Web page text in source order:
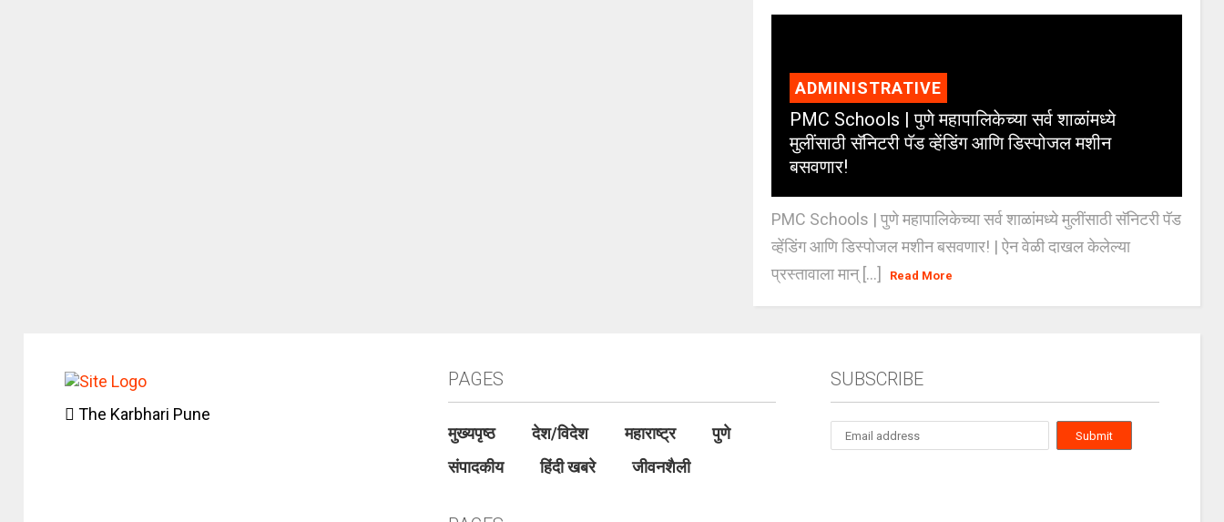
ADMINISTRATIVE
PMC Schools | पुणे महापालिकेच्या सर्व शाळांमध्ये
मुलींसाठी सॅनिटरी पॅड व्हेंडिंग आणि डिस्पोजल मशीन
बसवणार!
PMC Schools | पुणे महापालिकेच्या सर्व शाळांमध्ये मुलींसाठी सॅनिटरी पॅड
व्हेंडिंग आणि डिस्पोजल मशीन बसवणार! | ऐन वेळी दाखल केलेल्या
प्रस्तावाला मान् [...]
Read More
The Karbhari Pune
PAGES
मुख्यपृष्ठ देश/विदेश महाराष्ट्र
पुणे
संपादकीय
हिंदी खबरे जीवनशैली
SUBSCRIBE